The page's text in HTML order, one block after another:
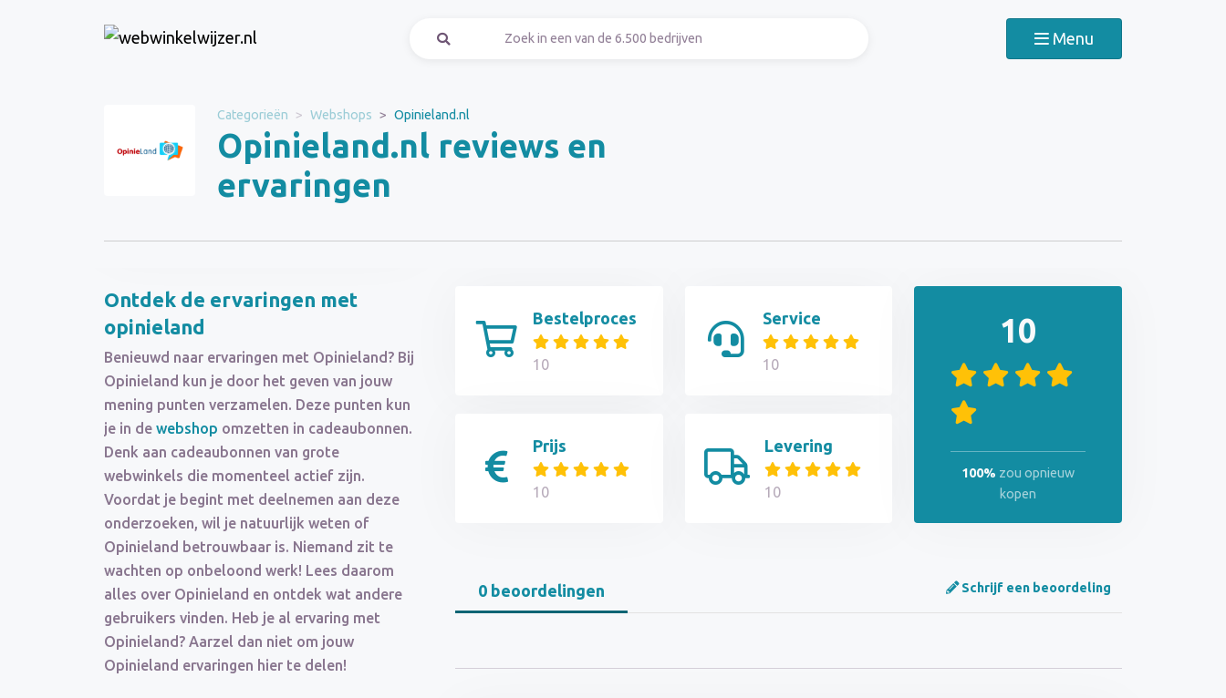
Menu
Categorieën Webshops Opinieland.nl
Opinieland.nl reviews en
ervaringen
Opinieland.nl
Categorie
Webshops
Ontdek de ervaringen met
opinieland
Benieuwd naar ervaringen met Opinieland? Bij
Opinieland kun je door het geven van jouw
mening punten verzamelen. Deze punten kun
je in de webshop omzetten in cadeaubonnen.
Denk aan cadeaubonnen van grote
webwinkels die momenteel actief zijn.
Voordat je begint met deelnemen aan deze
onderzoeken, wil je natuurlijk weten of
Opinieland betrouwbaar is. Niemand zit te
wachten op onbeloond werk! Lees daarom
alles over Opinieland en ontdek wat andere
gebruikers vinden. Heb je al ervaring met
Opinieland? Aarzel dan niet om jouw
Opinieland ervaringen hier te delen!
Bestelproces
10
Prijs
10
Service
10
Levering
10
10
100% zou opnieuw
kopen
0 beoordelingen Schrijf een beoordeling